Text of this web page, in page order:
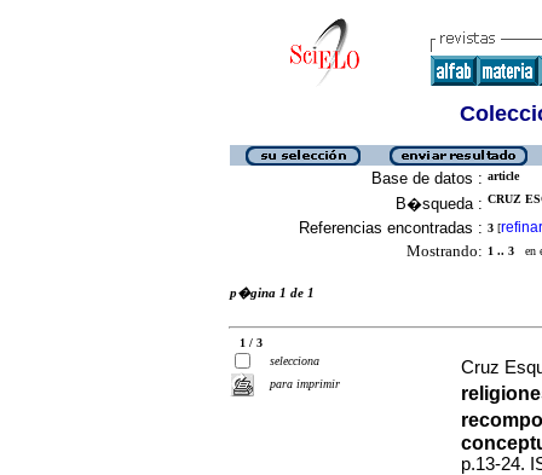
Base de datos : article
B�squeda : CRUZ
Referencias encontradas : 3 [refinar
Mostrando: 1 .. 3 en
p�gina 1 de 1
1 / 3
selecciona
para imprimir
Cruz
p.13-24.